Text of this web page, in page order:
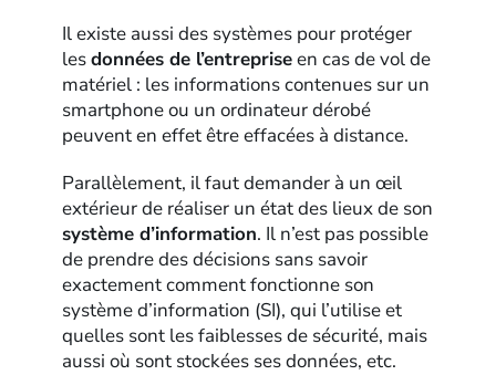
Il existe aussi des systèmes pour protéger
lesdonnées de l’entrepriseen cas de vol de
matériel : les informations contenues sur un
smartphone ou un ordinateur dérobé
peuvent en effet être effacées à distance.
Parallèlement, il faut demander à un œil
extérieur de réaliser un état des lieux de son
système d’information. Il n’est pas possible
de prendre des décisions sans savoir
exactement comment fonctionne son
système d’information (SI), qui l’utilise et
quelles sont les faiblesses de sécurité, mais
aussi où sont stockées ses données, etc.